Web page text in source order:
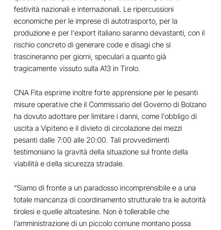
festività nazionali e internazionali. Le ripercussioni
economiche per le imprese di autotrasporto, per la
produzione e per l'export italiano saranno devastanti, con il
rischio concreto di generare code e disagi che si
trascineranno per giorni, speculari a quanto già
tragicamente vissuto sulla A13 in Tirolo.
CNA Fita esprime inoltre forte apprensione per le pesanti
misure operative che il Commissario del Governo di Bolzano
ha dovuto adottare per limitare i danni, come l'obbligo di
uscita a Vipiteno e il divieto di circolazione dei mezzi
pesanti dalle 7:00 alle 20:00. Tali provvedimenti
testimoniano la gravità della situazione sul fronte della
viabilità e della sicurezza stradale.
“Siamo di fronte a un paradosso incomprensibile e a una
totale mancanza di coordinamento strutturale tra le autorità
tirolesi e quelle altoatesine. Non è tollerabile che
l’amministrazione di un piccolo comune montano possa